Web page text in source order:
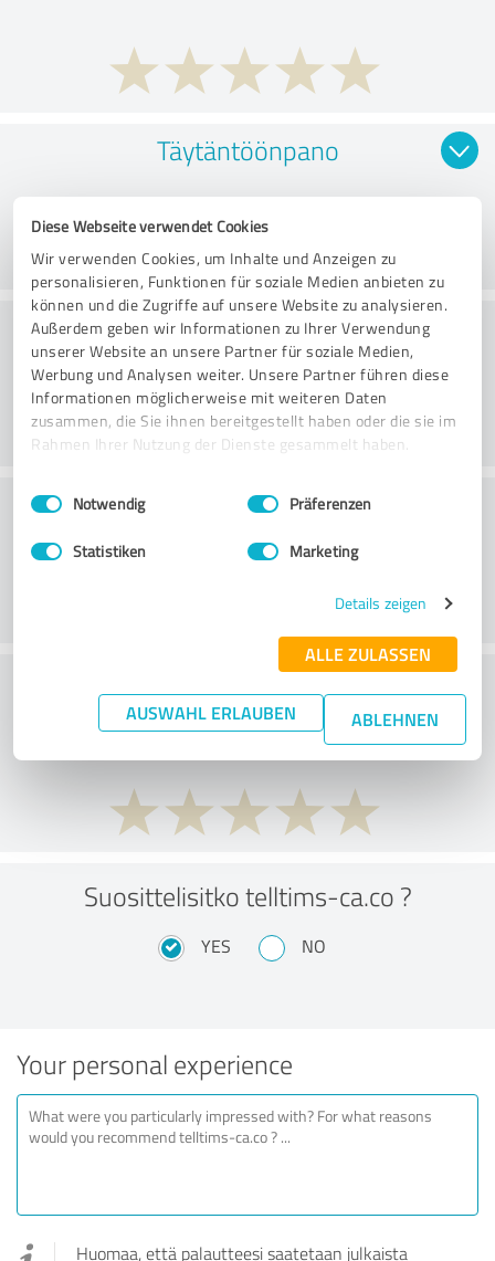
Diese Webseite verwendet Cookies
Wir verwenden Cookies, um Inhalte und Anzeigen zu
personalisieren, Funktionen für soziale Medien anbieten zu
können und die Zugriffe auf unsere Website zu analysieren.
Außerdem geben wir Informationen zu Ihrer Verwendung
unserer Website an unsere Partner für soziale Medien,
Werbung und Analysen weiter. Unsere Partner führen diese
Informationen möglicherweise mit weiteren Daten
zusammen, die Sie ihnen bereitgestellt haben oder die sie im
Rahmen Ihrer Nutzung der Dienste gesammelt haben.
Impressum Datenschutzbestimmungen
Einwilligungsauswahl
Notwendig Präferenzen
Statistiken Marketing
Details zeigen
ALLE ZULASSEN
AUSWAHL ERLAUBEN ABLEHNEN
Täytäntöönpano
Konsultointi
Asiakaspalvelu
What do you think of the price to
performance ratio?
Suosittelisitko telltims-ca.co ?
YES NO
Your personal experience
Huomaa, että palautteesi saatetaan julkaista